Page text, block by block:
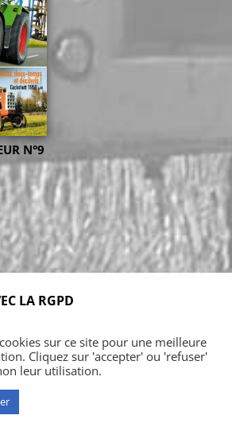
N°9
Petites annonces
Mon Compte
ARMADA CONCEPT
LA RGPD
sur ce site pour une meilleure
Cliquez sur 'accepter' ou 'refuser'
leur utilisation.